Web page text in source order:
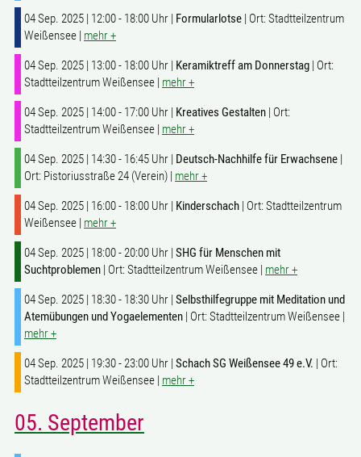
04 Sep. 2025 | 12:00 - 18:00 Uhr | Formularlotse | Ort: Stadtteilzentrum
Weißensee | mehr +
04 Sep. 2025 | 13:00 - 18:00 Uhr | Keramiktreff am Donnerstag | Ort:
Stadtteilzentrum Weißensee | mehr +
04 Sep. 2025 | 14:00 - 17:00 Uhr | Kreatives Gestalten | Ort:
Stadtteilzentrum Weißensee | mehr +
04 Sep. 2025 | 14:30 - 16:45 Uhr | Deutsch-Nachhilfe für Erwachsene |
Ort: Pistoriusstraße 24 (Verein) | mehr +
04 Sep. 2025 | 16:00 - 18:00 Uhr | Kinderschach | Ort: Stadtteilzentrum
Weißensee | mehr +
04 Sep. 2025 | 18:00 - 20:00 Uhr | SHG für Menschen mit
Suchtproblemen | Ort: Stadtteilzentrum Weißensee | mehr +
04 Sep. 2025 | 18:30 - 18:30 Uhr | Selbsthilfegruppe mit Meditation und
Atemübungen und Yogaelementen | Ort: Stadtteilzentrum Weißensee |
mehr +
04 Sep. 2025 | 19:30 - 23:00 Uhr | Schach SG Weißensee 49 e.V. | Ort:
Stadtteilzentrum Weißensee | mehr +
05. September